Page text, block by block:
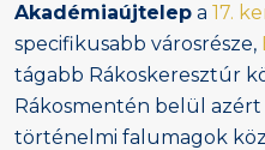
Akadémiaújtelep a 17.
specifikusabb városrésze,
tágabb Rákoskeresztúr
Rákosmentén belül
történelmi falumagok